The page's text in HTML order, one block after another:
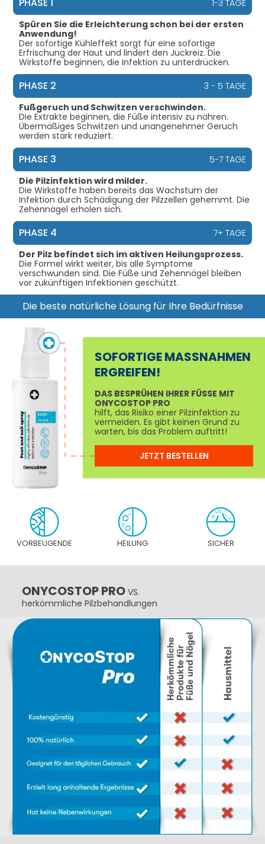
1-3 TAGE
Spüren Sie die Erleichterung schon bei der ersten
Anwendung!
Der sofortige Kühleffekt sorgt für eine sofortige
Erfrischung der Haut und lindert den Juckreiz. Die
Wirkstoffe beginnen, die Infektion zu unterdrücken.
PHASE 2
3 - 5 TAGE
Fußgeruch und Schwitzen verschwinden.
Die Extrakte beginnen, die Füße intensiv zu nähren.
Übermäßiges Schwitzen und unangenehmer Geruch
werden stark reduziert.
PHASE 3
5-7 TAGE
Die Pilzinfektion wird milder.
Die Wirkstoffe haben bereits das Wachstum der
Infektion durch Schädigung der Pilzzellen gehemmt. Die
Zehennägel erholen sich.
PHASE 4
7+ TAGE
Der Pilz befindet sich im aktiven Heilungsprozess.
Die Formel wirkt weiter, bis alle Symptome
verschwunden sind. Die Füße und Zehennägel bleiben
vor zukünftigen Infektionen geschützt.
Die beste natürliche Lösung für Ihre Bedürfnisse
SOFORTIGE MASSNAHMEN E
RGREIFEN!
DAS BESPRÜHEN IHRER FÜSSE MIT O
NYCOSTOP PRO
hilft, das Risiko einer Pilzinfektion zu
vermeiden. Es gibt keinen Grund zu
warten, bis das Problem auftritt!
JETZT BESTELLEN
VORBEUGENDE HEILUNG SICHER
ONYCOSTOP PROVS.
herkömmliche Pilzbehandlungen